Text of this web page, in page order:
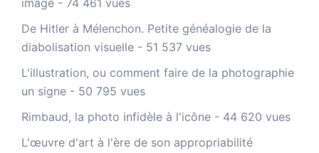
image - 74 461 vues
De Hitler à Mélenchon. Petite généalogie de la
diabolisation visuelle - 51 537 vues
L'illustration, ou comment faire de la photographie
un signe - 50 795 vues
Rimbaud, la photo infidèle à l'icône - 44 620 vues
L'œuvre d'art à l'ère de son appropriabilité